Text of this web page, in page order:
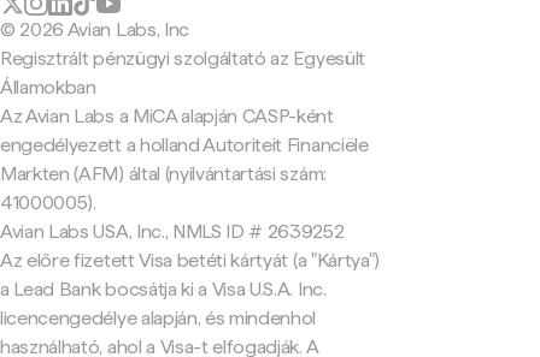
© 2026 Avian Labs, Inc
Regisztrált pénzügyi szolgáltató az Egyesült
Államokban
Az Avian Labs a MiCA alapján CASP-ként
engedélyezett a holland Autoriteit Financiële
Markten (AFM) által (nyilvántartási szám:
41000005).
Avian Labs USA, Inc., NMLS ID # 2639252
Az előre fizetett Visa betéti kártyát (a "Kártya")
a Lead Bank bocsátja ki a Visa U.S.A. Inc.
licencengedélye alapján, és mindenhol
használható, ahol a Visa-t elfogadják. A